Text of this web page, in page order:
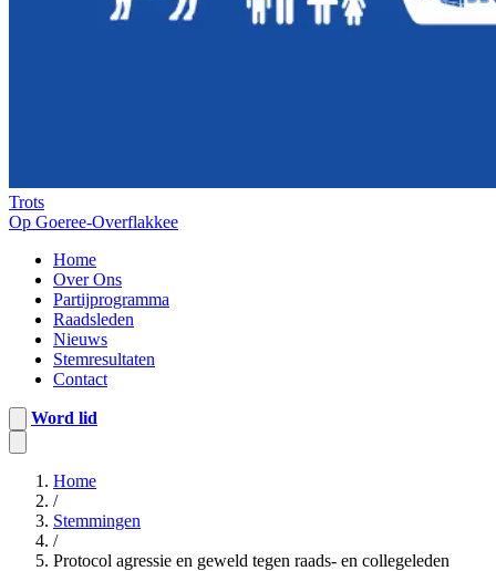
Trots
Op Goeree-Overflakkee
Home
Over Ons
Partijprogramma
Raadsleden
Nieuws
Stemresultaten
Contact
Word lid
Home
/
Stemmingen
/
Protocol agressie en geweld tegen raads- en collegeleden